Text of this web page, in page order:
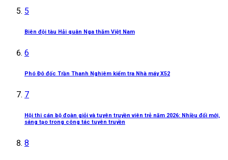
5
Biên đội tàu Hải quân Nga thăm Việt Nam
6
Phó Đô đốc Trần Thanh Nghiêm kiểm tra Nhà máy X52
7
Hội thi cán bộ đoàn giỏi và tuyên truyền viên trẻ năm 2026: Nhiều đổi mới,
sáng tạo trong công tác tuyên truyền
8